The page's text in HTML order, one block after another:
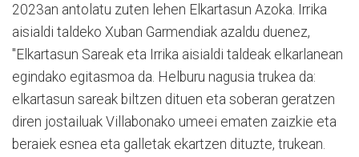
2023an antolatu zuten lehen Elkartasun Azoka. Irrika
aisialdi taldeko Xuban Garmendiak azaldu duenez,
"Elkartasun Sareak eta Irrika aisialdi taldeak elkarlanean
egindako egitasmoa da. Helburu nagusia trukea da:
elkartasun sareak biltzen dituen eta soberan geratzen
diren jostailuak Villabonako umeei ematen zaizkie eta
beraiek esnea eta galletak ekartzen dituzte, trukean.